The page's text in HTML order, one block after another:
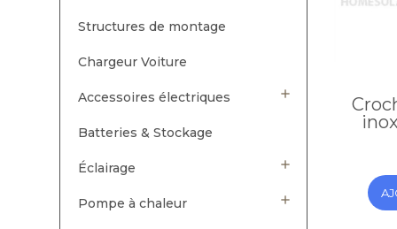
Structures de montage
Chargeur Voiture
Accessoires électriques 
Batteries & Stockage
Éclairage 
Pompe à chaleur 